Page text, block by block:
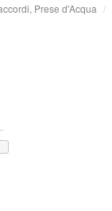
Prese d'Acqua